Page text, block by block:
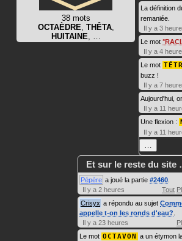
38 mots
OCTAÈDRE, THÊTA,
HUITAINE, …
La définition
remaniée.
Il y a 3
Le mot
Il y a 4
Le mot
buzz !
Il y a 7
Aujourd'hui,
Il y a 11
Une flexion :
Il y a 11
…
Et sur le reste du site
Pépère a joué la partie #2460
Il y a 2 heures
Tout
Crisyx a répondu au sujet
appelle t-on les ronds d'eau?
Il y a 23 heures
Le mot OCTAVON a un étymon